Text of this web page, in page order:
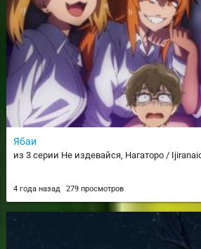
Ябаи
из 3 серии Не издевайся, Нагаторо /
4 года назад 279 просмотров